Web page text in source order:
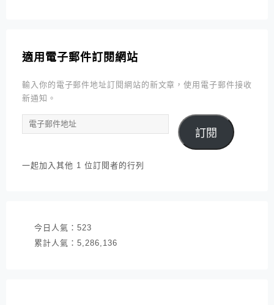
適用電子郵件訂閱網站
輸入你的電子郵件地址訂閱網站的新文章，使用電子郵件接收
新通知。
電
子
件
訂閱
一起加入其他 1 位訂閱者的行列
今日人氣： 523
累計人氣： 5,286,136